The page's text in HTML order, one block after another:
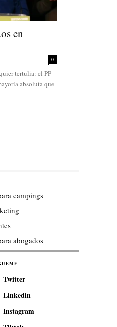
en
0
tertulia: el PP
absoluta que
campings
abogados
Twitter
Linkedin
Instagram